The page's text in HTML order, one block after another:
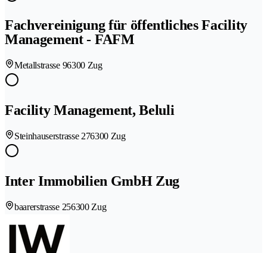
Fachvereinigung für öffentliches Facility
Management - FAFM
Metallstrasse 96300 Zug
Facility Management, Beluli
Steinhauserstrasse 276300 Zug
Inter Immobilien GmbH Zug
baarerstrasse 256300 Zug